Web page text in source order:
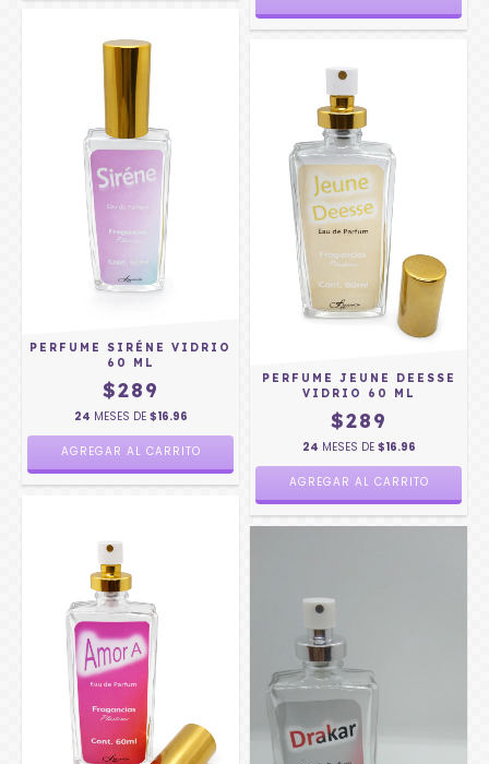
PERFUME SIRÉNE VIDRIO
60 ML
$289
24 MESES DE $16.96
PERFUME JEUNE DEESSE
VIDRIO 60 ML
$289
24 MESES DE $16.96